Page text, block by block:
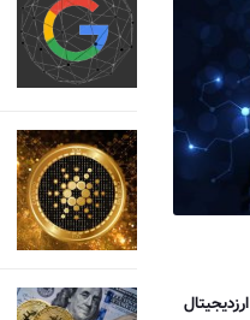
ارزدیجیتال